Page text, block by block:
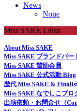
News
None
Miss SAKE Links
About Miss SAKE
Miss SAKE ブランドパー
Miss SAKE 賛助会員
Miss SAKE 公式活動 Blog
歴代 Miss SAKE &
Miss SAKE なでしこプロ
出演依頼・お問合せ（